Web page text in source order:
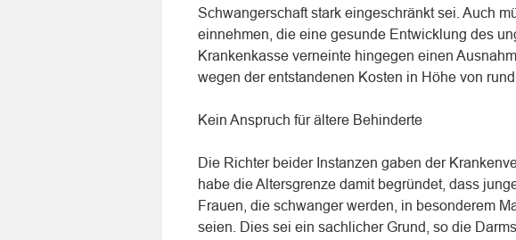
Schwangerschaft stark eingeschränkt sei. Auch
einnehmen, die eine gesunde Entwicklung des
Krankenkasse verneinte hingegen einen
wegen der entstandenen Kosten in Höhe von
Kein Anspruch für ältere Behinderte
Die Richter beider Instanzen gaben der
habe die Altersgrenze damit begründet, dass
Frauen, die schwanger werden, in besonderem
seien. Dies sei ein sachlicher Grund, so die